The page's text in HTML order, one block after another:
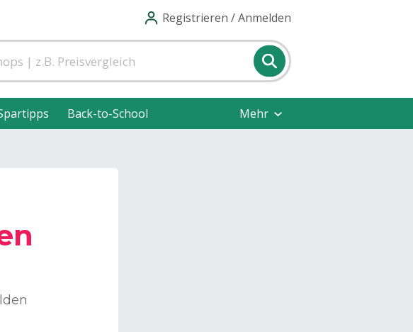
Registrieren / Anmelden
Back-to-School Mehr